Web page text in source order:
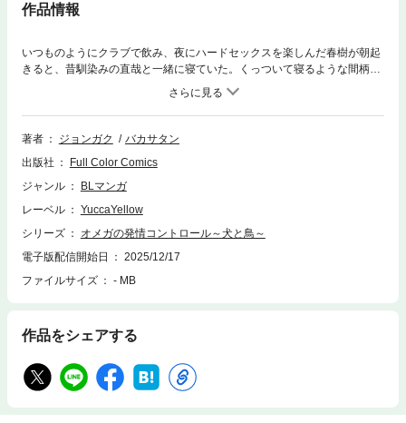
作品情報
いつものようにクラブで飲み、夜にハードセックスを楽しんだ春樹が朝起
きると、昔馴染みの直哉と一緒に寝ていた。くっついて寝るような間柄で
もないのに一体どうして?起き上がろうとするも腰が痛いし、昨夜の記憶
も途中で途切れてどうにも思い出せない。そんな春樹に「俺と寝たんだ」
と言ってくる直哉。どうにも信じられないが、デタラメを言うようなやつ
じゃない…。直哉の言葉を受け入れるしかない春樹だったが、その時を境
著者 ジョンガク
バカサタン
出版社
Full Color Comics
ジャンル
BLマンガ
レーベル
YuccaYellow
シリーズ
オメガの発情コントロール～犬と鳥～
電子版配信開始日
2025/12/17
ファイルサイズ
- MB
作品をシェアする